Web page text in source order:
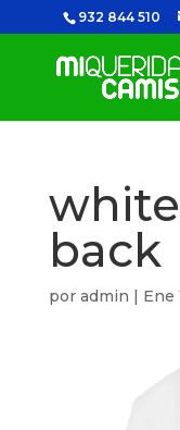
932 844 510
back
por admin | Ene